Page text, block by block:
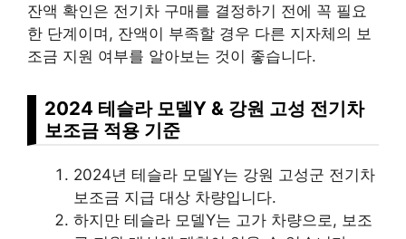
잔액 확인은 전기차 구매를 결정하기 전에 꼭 필요
한 단계이며, 잔액이 부족할 경우 다른 지자체의 보
조금 지원 여부를 알아보는 것이 좋습니다.
2024 테슬라 모델Y & 강원 고성 전기차
보조금 적용 기준
2024년 테슬라 모델Y는 강원 고성군 전기차
보조금 지급 대상 차량입니다.
하지만 테슬라 모델Y는 고가 차량으로, 보조